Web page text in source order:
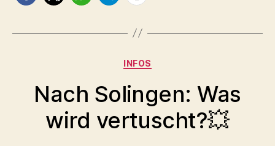
Kategorien
INFOS
Nach Solingen: Was
wird vertuscht?💥